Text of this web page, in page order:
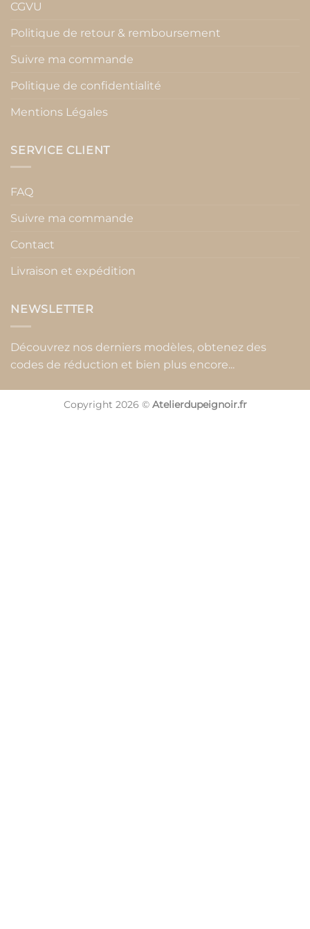
CGVU
Politique de retour & remboursement
Suivre ma commande
Politique de confidentialité
Mentions Légales
SERVICE CLIENT
FAQ
Suivre ma commande
Contact
Livraison et expédition
NEWSLETTER
Découvrez nos derniers modèles, obtenez des
codes de réduction et bien plus encore...
Copyright 2026 © Atelierdupeignoir.fr